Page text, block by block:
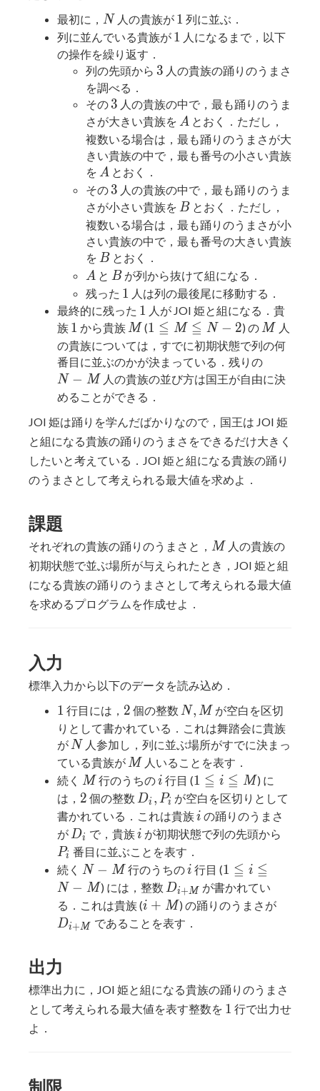
最初に， N
N 人の貴族が 1
1 列に並ぶ．
列に並んでいる貴族が 1
1 人になるまで，以下
の操作を繰り返す．
列の先頭から 3
3 人の貴族の踊りのうまさ
を調べる．
その 3
3 人の貴族の中で，最も踊りのうま
さが大きい貴族を A
A とおく．ただし，
複数いる場合は，最も踊りのうまさが大
きい貴族の中で，最も番号の小さい貴族
を A
A とおく．
その 3
3 人の貴族の中で，最も踊りのうま
さが小さい貴族を B
Bとおく．ただし，
複数いる場合は，最も踊りのうまさが小
さい貴族の中で，最も番号の大きい貴族
を B
Bとおく．
A
A と B
Bが列から抜けて組になる．
残った 1
1 人は列の最後尾に移動する．
最終的に残った 1
1 人が JOI 姫と組になる．貴
族 1
1 から貴族 M
M (1
\leqq
M
\leqq
1 ≦ M ≦ N − 2) の M
M 人
の貴族については，すでに初期状態で列の何
番目に並ぶのかが決まっている．残りの
-
N − M人の貴族の並び方は国王が自由に決
めることができる．
JOI 姫は踊りを学んだばかりなので，国王は JOI 姫
と組になる貴族の踊りのうまさをできるだけ大きく
したいと考えている．JOI 姫と組になる貴族の踊り
のうまさとして考えられる最大値を求めよ．
課題
それぞれの貴族の踊りのうまさと， M
M 人の貴族の
初期状態で並ぶ場所が与えられたとき，JOI 姫と組
になる貴族の踊りのうまさとして考えられる最大値
を求めるプログラムを作成せよ．
入力
標準入力から以下のデータを読み込め．
1
1 行目には， 2
2 個の整数 N,
M
N, M が空白を区切
りとして書かれている．これは舞踏会に貴族
が N
N 人参加し，列に並ぶ場所がすでに決まっ
ている貴族が M
M 人いることを表す．
続く M
M 行のうちのi
i 行目 (1
\leqq
i
\leqq
M
1 ≦ i ≦ M) に
は， 2
2 個の整数 D_i,
P_i
Di , Pi が空白を区切りとして
書かれている．これは貴族i
i の踊りのうまさ
が D_i
Di で，貴族i
i が初期状態で列の先頭から
Pi 番目に並ぶことを表す．
続く N
M
N − M行のうちのi
i 行目 (1
\leqq
i
1 ≦ i ≦
N − M) には，整数 D_{i
+
M}
Di+M が書かれてい
る．これは貴族 (i
+
i + M) の踊りのうまさがD_{i
Di+M であることを表す．
出力
標準出力に，JOI 姫と組になる貴族の踊りのうまさ
として考えられる最大値を表す整数を 1
1 行で出力せ
よ．
制限